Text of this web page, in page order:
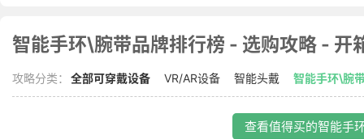
智能手环\腕带品牌排行榜 - 选购攻略 - 开
攻略分类： 全部可穿戴设备 VR/AR设备 智能头戴 智能手环\腕
查看值得买的智能手